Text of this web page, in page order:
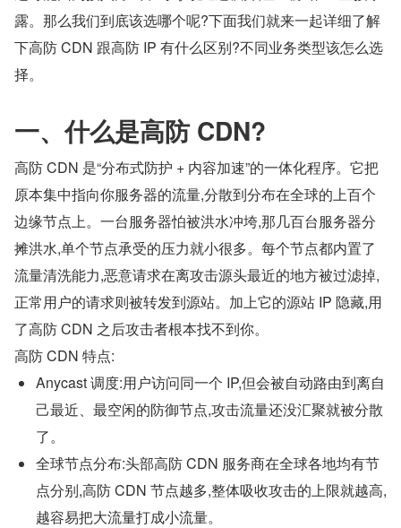
露。那么我们到底该选哪个呢?下面我们就来一起详细了解
下高防 CDN 跟高防 IP 有什么区别?不同业务类型该怎么选
择。
一、什么是高防 CDN?
高防 CDN 是“分布式防护 + 内容加速”的一体化程序。它把
原本集中指向你服务器的流量,分散到分布在全球的上百个
边缘节点上。一台服务器怕被洪水冲垮,那几百台服务器分
摊洪水,单个节点承受的压力就小很多。每个节点都内置了
流量清洗能力,恶意请求在离攻击源头最近的地方被过滤掉,
正常用户的请求则被转发到源站。加上它的源站 IP 隐藏,用
了高防 CDN 之后攻击者根本找不到你。
高防 CDN 特点:
Anycast 调度:用户访问同一个 IP,但会被自动路由到离自
己最近、最空闲的防御节点,攻击流量还没汇聚就被分散
了。
全球节点分布:头部高防 CDN 服务商在全球各地均有节
点分别,高防 CDN 节点越多,整体吸收攻击的上限就越高,
越容易把大流量打成小流量。